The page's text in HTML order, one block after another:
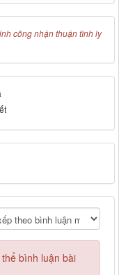
công nhận thuận tình ly
bình luận bài